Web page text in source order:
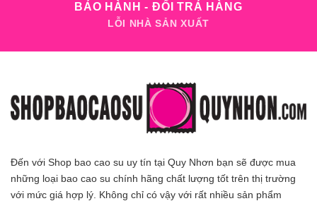
BẢO HÀNH - ĐỔI TRẢ HÀNG
LỖI NHÀ SẢN XUẤT
Đến với Shop bao cao su uy tín tại Quy Nhơn bạn sẽ được mua
những loại bao cao su chính hãng chất lượng tốt trên thị trường
với mức giá hợp lý. Không chỉ có vậy với rất nhiều sản phẩm